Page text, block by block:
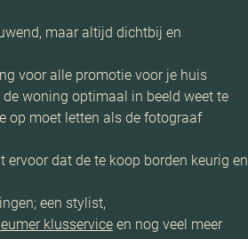
maar altijd dichtbij en
voor alle promotie voor je huis
woning optimaal in beeld weet te
op moet letten als de fotograaf
ervoor dat de te koop borden keurig en
een stylist,
klusserviceen nog veel meer